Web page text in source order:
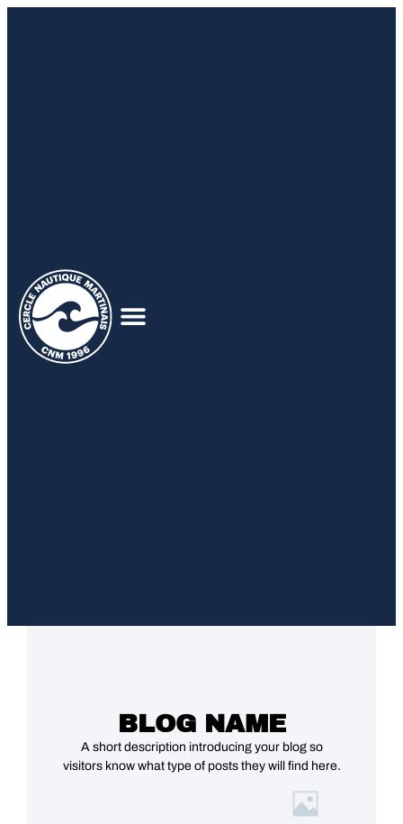
BLOG NAME
A short description introducing your blog so
visitors know what type of posts they will find here.